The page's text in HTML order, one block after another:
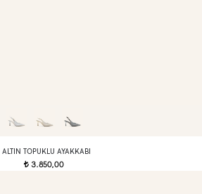
ALTIN TOPUKLU AYAKKABI
t3.850,00